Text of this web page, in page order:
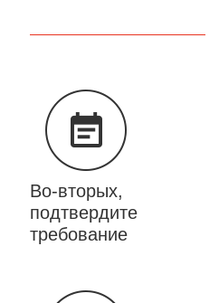
Во-вторых,
подтвердите
требование